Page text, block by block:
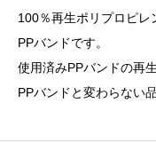
100％再生ポリプロピレ
PPバンドです。
使用済みPPバンドの再
PPバンドと変わらない